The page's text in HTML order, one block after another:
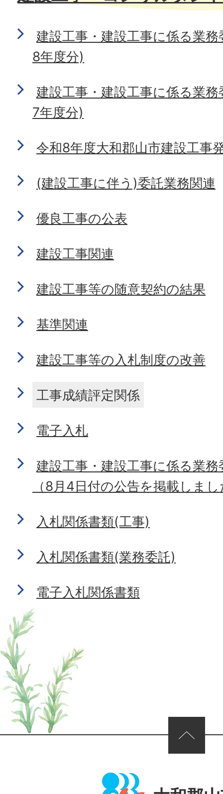
建設工事・建設工事に係る業
8年度分)
建設工事・建設工事に係る業
7年度分)
令和8年度大和郡山市建設工事
(建設工事に伴う)委託業務関連
優良工事の公表
建設工事関連
建設工事等の随意契約の結果
基準関連
建設工事等の入札制度の改善
工事成績評定関係
電子入札
建設工事・建設工事に係る業
（8月4日付の公告を掲載しま
入札関係書類(工事)
入札関係書類(業務委託)
電子入札関係書類
ページの先頭へ